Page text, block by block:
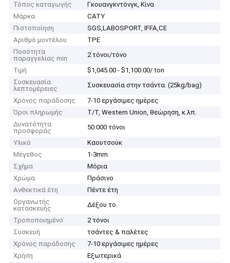
Τόπος καταγωγής
Γκουανγκντόνγκ, Κίνα
Μάρκα
CATY
Πιστοποίηση
SGS,LABOSPORT, IFFA,CE
Αριθμό μοντέλου
TPE
Ποσότητα
παραγγελίας min
2 τόνοι/τόνο
Τιμή
$1,045.00 - $1,100.00/ ton
Συσκευασία
λεπτομέρειες
Συσκευασία στην τσάντα. (25kg/bag)
Χρόνος παράδοσης
7-10 εργάσιμες ημέρες
Όροι πληρωμής
T/T, Western Union, θεώρηση, κ.λπ.
Δυνατότητα
προσφοράς
50.000 τόνοι
Υλικό
Καουτσούκ
Μέγεθος
1-3mm
Σχήμα
Μόρια
Χρώμα
Πράσινο
Ανθεκτικά έτη
Πέντε έτη
Οργανωτής
κατασκευής
Δέξου το.
Τροποποιημένο
2 τόνοι
Συσκευή
τσάντες & παλέτες
Χρόνος παράδοσης
7-10 εργάσιμες ημέρες
Χρήση
Εξωτερικά